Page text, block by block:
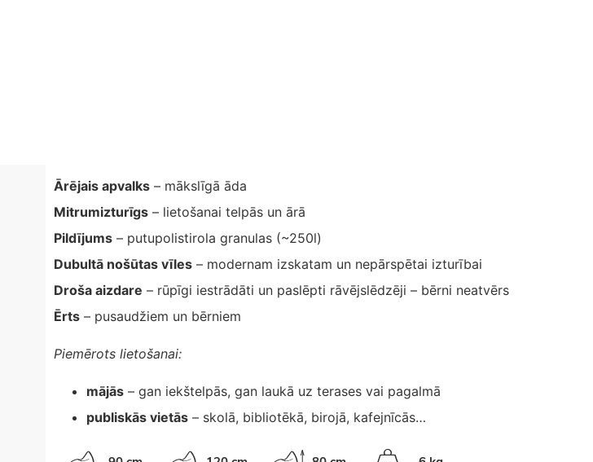
Ārējais apvalks – mākslīgā āda
Mitrumizturīgs – lietošanai telpās un ārā
Pildījums – putupolistirola granulas (~250l)
Dubultā nošūtas vīles – modernam izskatam un nepārspētai izturībai
Droša aizdare – rūpīgi iestrādāti un paslēpti rāvējslēdzēji – bērni neatvērs
Ērts – pusaudžiem un bērniem
Piemērots lietošanai:
mājās – gan iekštelpās, gan laukā uz terases vai pagalmā
publiskās vietās – skolā, bibliotēkā, birojā, kafejnīcās…